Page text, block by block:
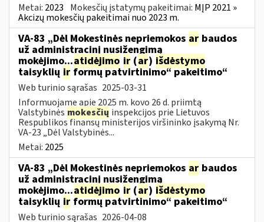
Metai: 2023 Mokesčių įstatymų pakeitimai: MĮP 2021 »
Akcizų mokesčių pakeitimai nuo 2023 m.
VA-83 „Dėl Mokestinės nepriemokos ar baudos
už administracinį nusižengimą
mokėjimo...atidėjimo ir (ar) išdėstymo
taisyklių ir formų patvirtinimo“ pakeitimo“
Web turinio sąrašas 2025-03-31
Informuojame apie 2025 m. kovo 26 d. priimtą
Valstybinės mokesčių inspekcijos prie Lietuvos
Respublikos finansų ministerijos viršininko įsakymą Nr.
VA-23 „Dėl Valstybinės...
Metai: 2025
VA-83 „Dėl Mokestinės nepriemokos ar baudos
už administracinį nusižengimą
mokėjimo...atidėjimo ir (ar) išdėstymo
taisyklių ir formų patvirtinimo“ pakeitimo“
Web turinio sąrašas 2026-04-08